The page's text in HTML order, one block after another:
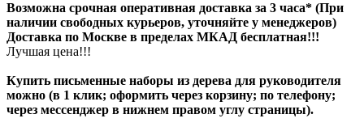
Возможна срочная оперативная доставка за 3 часа* (При
наличии свободных курьеров, уточняйте у менеджеров)
Доставка по Москве в пределах МКАД бесплатная!!!
Лучшая цена!!!
Купить письменные наборы из дерева для руководителя
можно (в 1 клик; оформить через корзину; по телефону;
через мессенджер в нижнем правом углу страницы).